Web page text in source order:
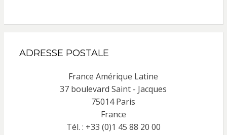
ADRESSE POSTALE
France Amérique Latine
37 boulevard Saint - Jacques
75014 Paris
France
Tél. : +33 (0)1 45 88 20 00